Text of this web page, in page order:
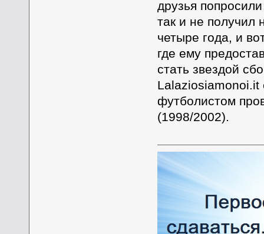
друзья
так и не получил
четыре года, и
где ему
стать звездой
Lalaziosiamonoi.it
футболистом
(1998/2002).